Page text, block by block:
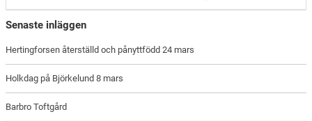
Senaste inläggen
Hertingforsen återställd och pånyttfödd 24 mars
Holkdag på Björkelund 8 mars
Barbro Toftgård